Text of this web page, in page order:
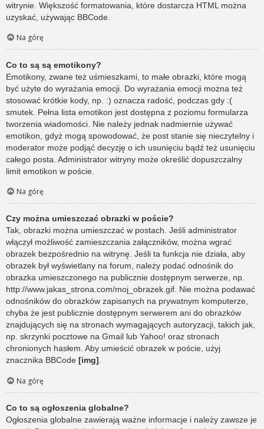
witrynie. Większość formatowania, które dostarcza HTML można
uzyskać, używając BBCode.
Na górę
Co to są są emotikony?
Emotikony, zwane też uśmieszkami, to małe obrazki, które mogą
być użyte do wyrażania emocji. Do wyrażania emocji można też
stosować krótkie kody, np. :) oznacza radość, podczas gdy :(
smutek. Pełna lista emotikon jest dostępna z poziomu formularza
tworzenia wiadomości. Nie należy jednak nadmiernie używać
emotikon, gdyż mogą spowodować, że post stanie się nieczytelny i
moderator może podjąć decyzję o ich usunięciu bądź też usunięciu
całego posta. Administrator witryny może określić dopuszczalny
limit emotikon w poście.
Na górę
Czy można umieszczać obrazki w poście?
Tak, obrazki można umieszczać w postach. Jeśli administrator
włączył możliwość zamieszczania załączników, można wgrać
obrazek bezpośrednio na witrynę. Jeśli ta funkcja nie działa, aby
obrazek był wyświetlany na forum, należy podać odnośnik do
obrazka umieszczonego na publicznie dostępnym serwerze, np.
http://www.jakas_strona.com/moj_obrazek.gif. Nie można podawać
odnośników do obrazków zapisanych na prywatnym komputerze,
chyba że jest publicznie dostępnym serwerem ani do obrazków
znajdujących się na stronach wymagających autoryzacji, takich jak,
np. skrzynki pocztowe na Gmail lub Yahoo! oraz stronach
chronionych hasłem. Aby umieścić obrazek w poście, użyj
znacznika BBCode [img].
Na górę
Co to są ogłoszenia globalne?
Ogłoszenia globalne zawierają ważne informacje i należy zawsze je